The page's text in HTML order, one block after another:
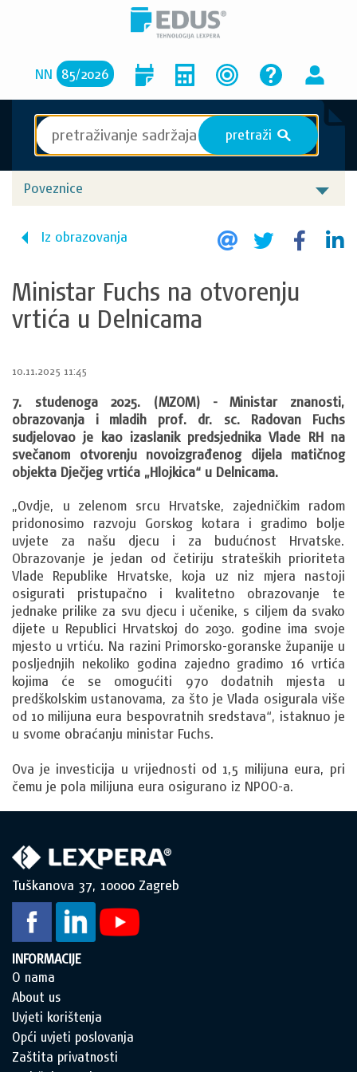
NN 85/2026
pretraži S
Poveznice
Iz obrazovanja
Ministar Fuchs na otvorenju
vrtića u Delnicama
10.11.2025 11:45
7. studenoga 2025. (MZOM) - Ministar znanosti,
obrazovanja i mladih prof. dr. sc. Radovan Fuchs
sudjelovao je kao izaslanik predsjednika Vlade RH na
svečanom otvorenju novoizgrađenog dijela matičnog
objekta Dječjeg vrtića „Hlojkica“ u Delnicama.
„Ovdje, u zelenom srcu Hrvatske, zajedničkim radom
pridonosimo razvoju Gorskog kotara i gradimo bolje
uvjete za našu djecu i za budućnost Hrvatske.
Obrazovanje je jedan od četiriju strateških prioriteta
Vlade Republike Hrvatske, koja uz niz mjera nastoji
osigurati pristupačno i kvalitetno obrazovanje te
jednake prilike za svu djecu i učenike, s ciljem da svako
dijete u Republici Hrvatskoj do 2030. godine ima svoje
mjesto u vrtiću. Na razini Primorsko-goranske županije u
posljednjih nekoliko godina zajedno gradimo 16 vrtića
kojima će se omogućiti 970 dodatnih mjesta u
predškolskim ustanovama, za što je Vlada osigurala više
od 10 milijuna eura bespovratnih sredstava“, istaknuo je
u svome obraćanju ministar Fuchs.
Ova je investicija u vrijednosti od 1,5 milijuna eura, pri
čemu je pola milijuna eura osigurano iz NPOO-a.
Tuškanova 37, 10000 Zagreb
INFORMACIJE
O nama
About us
Uvjeti korištenja
Opći uvjeti poslovanja
Zaštita privatnosti